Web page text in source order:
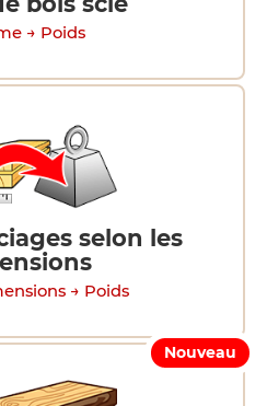
→ Poids
selon les
→ Poids
Nouveau